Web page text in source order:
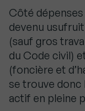
Côté
devenu
(sauf gros
du Code civil)
(foncière et
se trouve donc
actif en pleine